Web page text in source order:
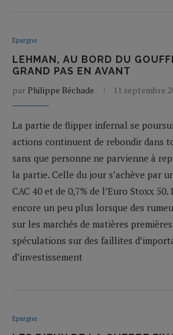
Epargne
LEHMAN, AU BORD DU
GRAND PAS EN AVANT
par Philippe Béchade 11 septembre
La partie de flipper infernal se
actions continuent de rebondir dans
sans que personne ne parvienne à
la partie. Celle du jour s’achève par
CAC 40 et de 0,7% de l’Euro Stoxx 50.
encore un peu plus lorsque des
sur les marchés de matières
spéculations sur des faillites
d’investissement
Epargne